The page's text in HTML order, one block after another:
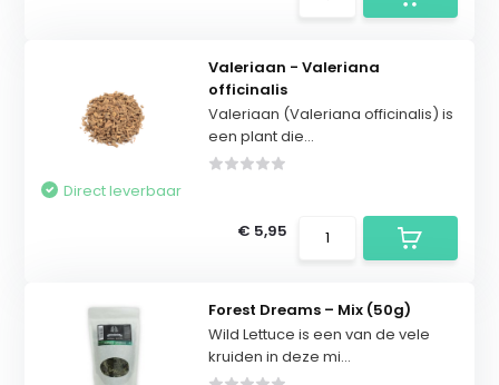
Valeriaan - Valeriana
officinalis
Valeriaan (Valeriana officinalis) is
een plant die...
Direct leverbaar
€ 5,95
Forest Dreams – Mix (50g)
Wild Lettuce is een van de vele
kruiden in deze mi...